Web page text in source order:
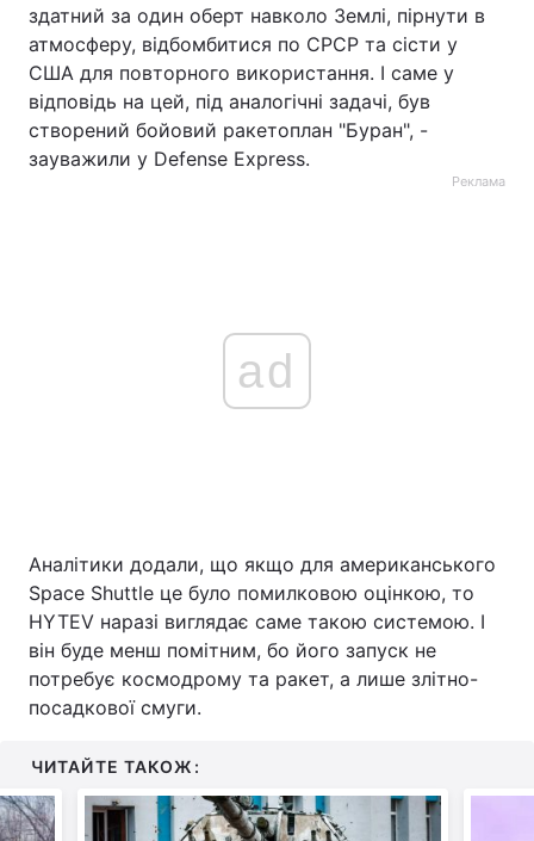
здатний за один оберт навколо Землі, пірнути в
атмосферу, відбомбитися по СРСР та сісти у
США для повторного використання. І саме у
відповідь на цей, під аналогічні задачі, був
створений бойовий ракетоплан "Буран", -
зауважили у Defense Express.
Реклама
ad
Аналітики додали, що якщо для американського
Space Shuttle це було помилковою оцінкою, то
HYTEV наразі виглядає саме такою системою. І
він буде менш помітним, бо його запуск не
потребує космодрому та ракет, а лише злітно-
посадкової смуги.
ЧИТАЙТЕ ТАКОЖ: